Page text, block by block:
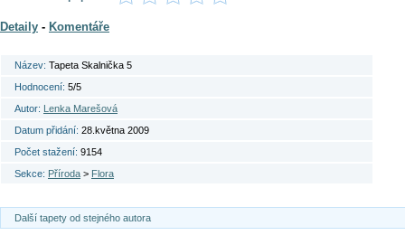
Detaily - Komentáře
Název: Tapeta Skalnička 5
Hodnocení: 5/5
Autor: Lenka Marešová
Datum přidání: 28.května 2009
Počet stažení: 9154
Sekce: Příroda > Flora
Další tapety od stejného autora